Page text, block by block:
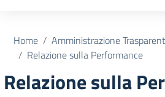
Home Amministrazione
Relazione sulla Performance
Relazione sulla